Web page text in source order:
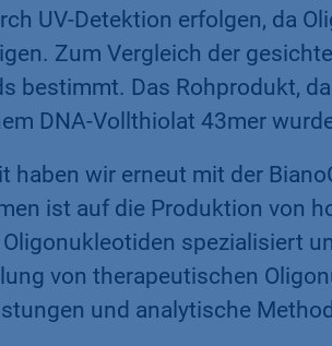
UV-Detektion erfolgen, da
Zum Vergleich der
bestimmt. Das Rohprodukt,
DNA-Vollthiolat 43mer
haben wir erneut mit der
ist auf die Produktion von
spezialisiert
von therapeutischen
und analytische